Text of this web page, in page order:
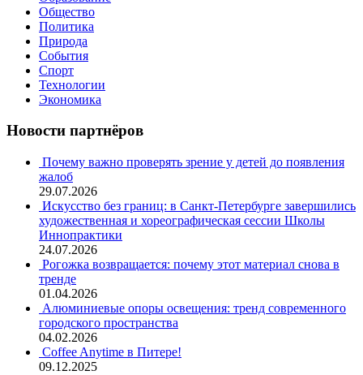
Общество
Политика
Природа
События
Спорт
Технологии
Экономика
Новости партнёров
Почему важно проверять зрение у детей до появления
жалоб
29.07.2026
Искусство без границ: в Санкт-Петербурге завершились
художественная и хореографическая сессии Школы
Иннопрактики
24.07.2026
Рогожка возвращается: почему этот материал снова в
тренде
01.04.2026
Алюминиевые опоры освещения: тренд современного
городского пространства
04.02.2026
Coffee Anytime в Питере!
09.12.2025